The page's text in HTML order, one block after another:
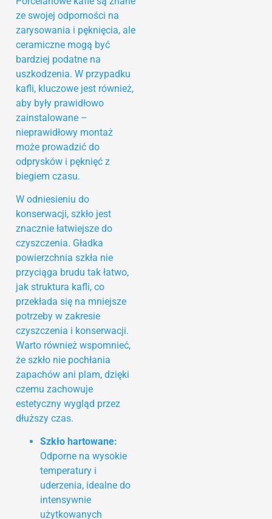
ze swojej odporności na
zarysowania i pęknięcia, ale
ceramiczne mogą być
bardziej podatne na
uszkodzenia. W przypadku
kafli, kluczowe jest również,
aby były prawidłowo
zainstalowane –
nieprawidłowy montaż
może prowadzić do
odprysków i pęknięć z
biegiem czasu.
W odniesieniu do
konserwacji, szkło jest
znacznie łatwiejsze do
czyszczenia. Gładka
powierzchnia szkła nie
przyciąga brudu tak łatwo,
jak struktura kafli, co
przekłada się na mniejsze
potrzeby w zakresie
czyszczenia i konserwacji.
Warto również wspomnieć,
że szkło nie pochłania
zapachów ani plam, dzięki
czemu zachowuje
estetyczny wygląd przez
dłuższy czas.
Szkło hartowane:
Odporne na wysokie
temperatury i
uderzenia, idealne do
intensywnie
użytkowanych